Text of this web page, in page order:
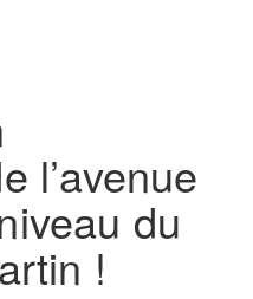
l’avenue
du
!